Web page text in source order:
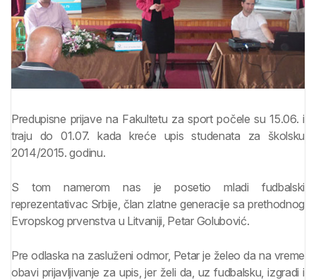
Predupisne prijave na Fakultetu za sport počele su 15.06. i
traju do 01.07. kada kreće upis studenata za školsku
2014/2015. godinu.
S tom namerom nas je posetio mladi fudbalski
reprezentativac Srbije, član zlatne generacije sa prethodnog
Evropskog prvenstva u Litvaniji, Petar Golubović.
Pre odlaska na zasluženi odmor, Petar je želeo da na vreme
obavi prijavljivanje za upis, jer želi da, uz fudbalsku, izgradi i